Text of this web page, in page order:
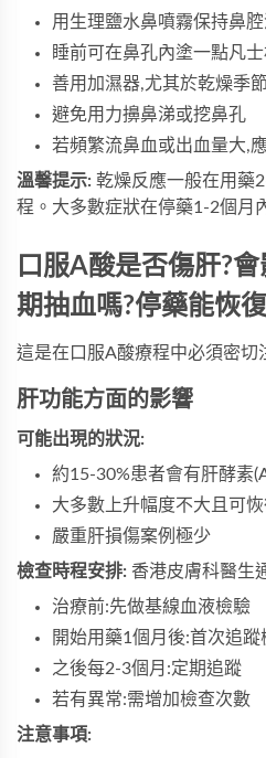
用生理鹽水鼻噴霧保持鼻
睡前可在鼻孔內塗一點凡
善用加濕器,尤其於乾燥季節
避免用力擤鼻涕或挖鼻孔
若頻繁流鼻血或出血量大,
溫馨提示: 乾燥反應一般在用藥
程。大多數症狀在停藥1-2個月
口服A酸是否傷肝?
期抽血嗎?停藥能恢
這是在口服A酸療程中必須密切
肝功能方面的影響
可能出現的狀況:
約15-30%患者會有肝酵素
大多數上升幅度不大且可恢
嚴重肝損傷案例極少
檢查時程安排: 香港皮膚科醫生
治療前:先做基線血液檢驗
開始用藥1個月後:首次追蹤
之後每2-3個月:定期追蹤
若有異常:需增加檢查次數
注意事項: